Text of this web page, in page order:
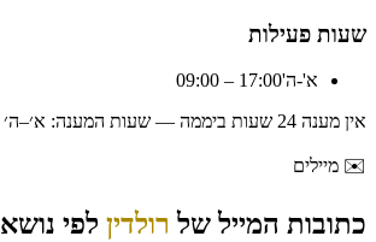
שעות פעילות
א'-ה'09:00 – 17:00
אין מענה 24 שעות ביממה — שעות המענה:
א׳–ה׳ 09:00–17:00
✉️ מיילים
כתובות המייל של רולדין לפי נושא